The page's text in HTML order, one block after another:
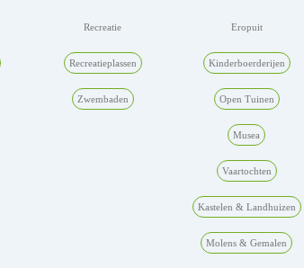
Recreatie
Recreatieplassen
Zwembaden
Eropuit
Kinderboerderijen
Open Tuinen
Musea
Vaartochten
Kastelen & Landhuizen
Molens & Gemalen